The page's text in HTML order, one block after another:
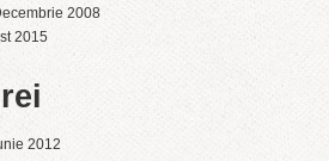
2008
2015
2012